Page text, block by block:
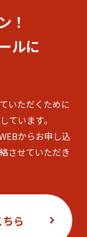
！
ルに
いただくために
ています。
からお申し込
させていただき
ら